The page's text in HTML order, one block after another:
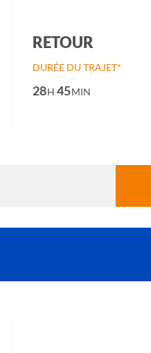
RETOUR
DURÉE DU TRAJET*
28H 45MIN